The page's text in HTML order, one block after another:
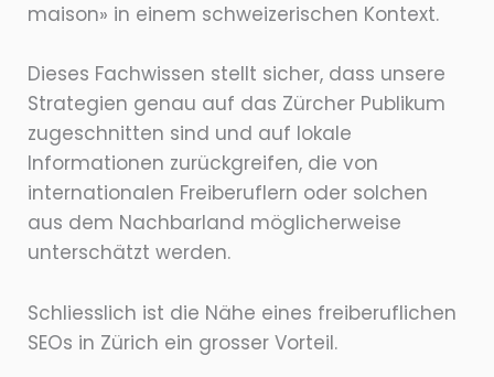
maison» in einem schweizerischen Kontext.
Dieses Fachwissen stellt sicher, dass unsere
Strategien genau auf das Zürcher Publikum
zugeschnitten sind und auf lokale
Informationen zurückgreifen, die von
internationalen Freiberuflern oder solchen
aus dem Nachbarland möglicherweise
unterschätzt werden.
Schliesslich ist die Nähe eines freiberuflichen
SEOs in Zürich ein grosser Vorteil.